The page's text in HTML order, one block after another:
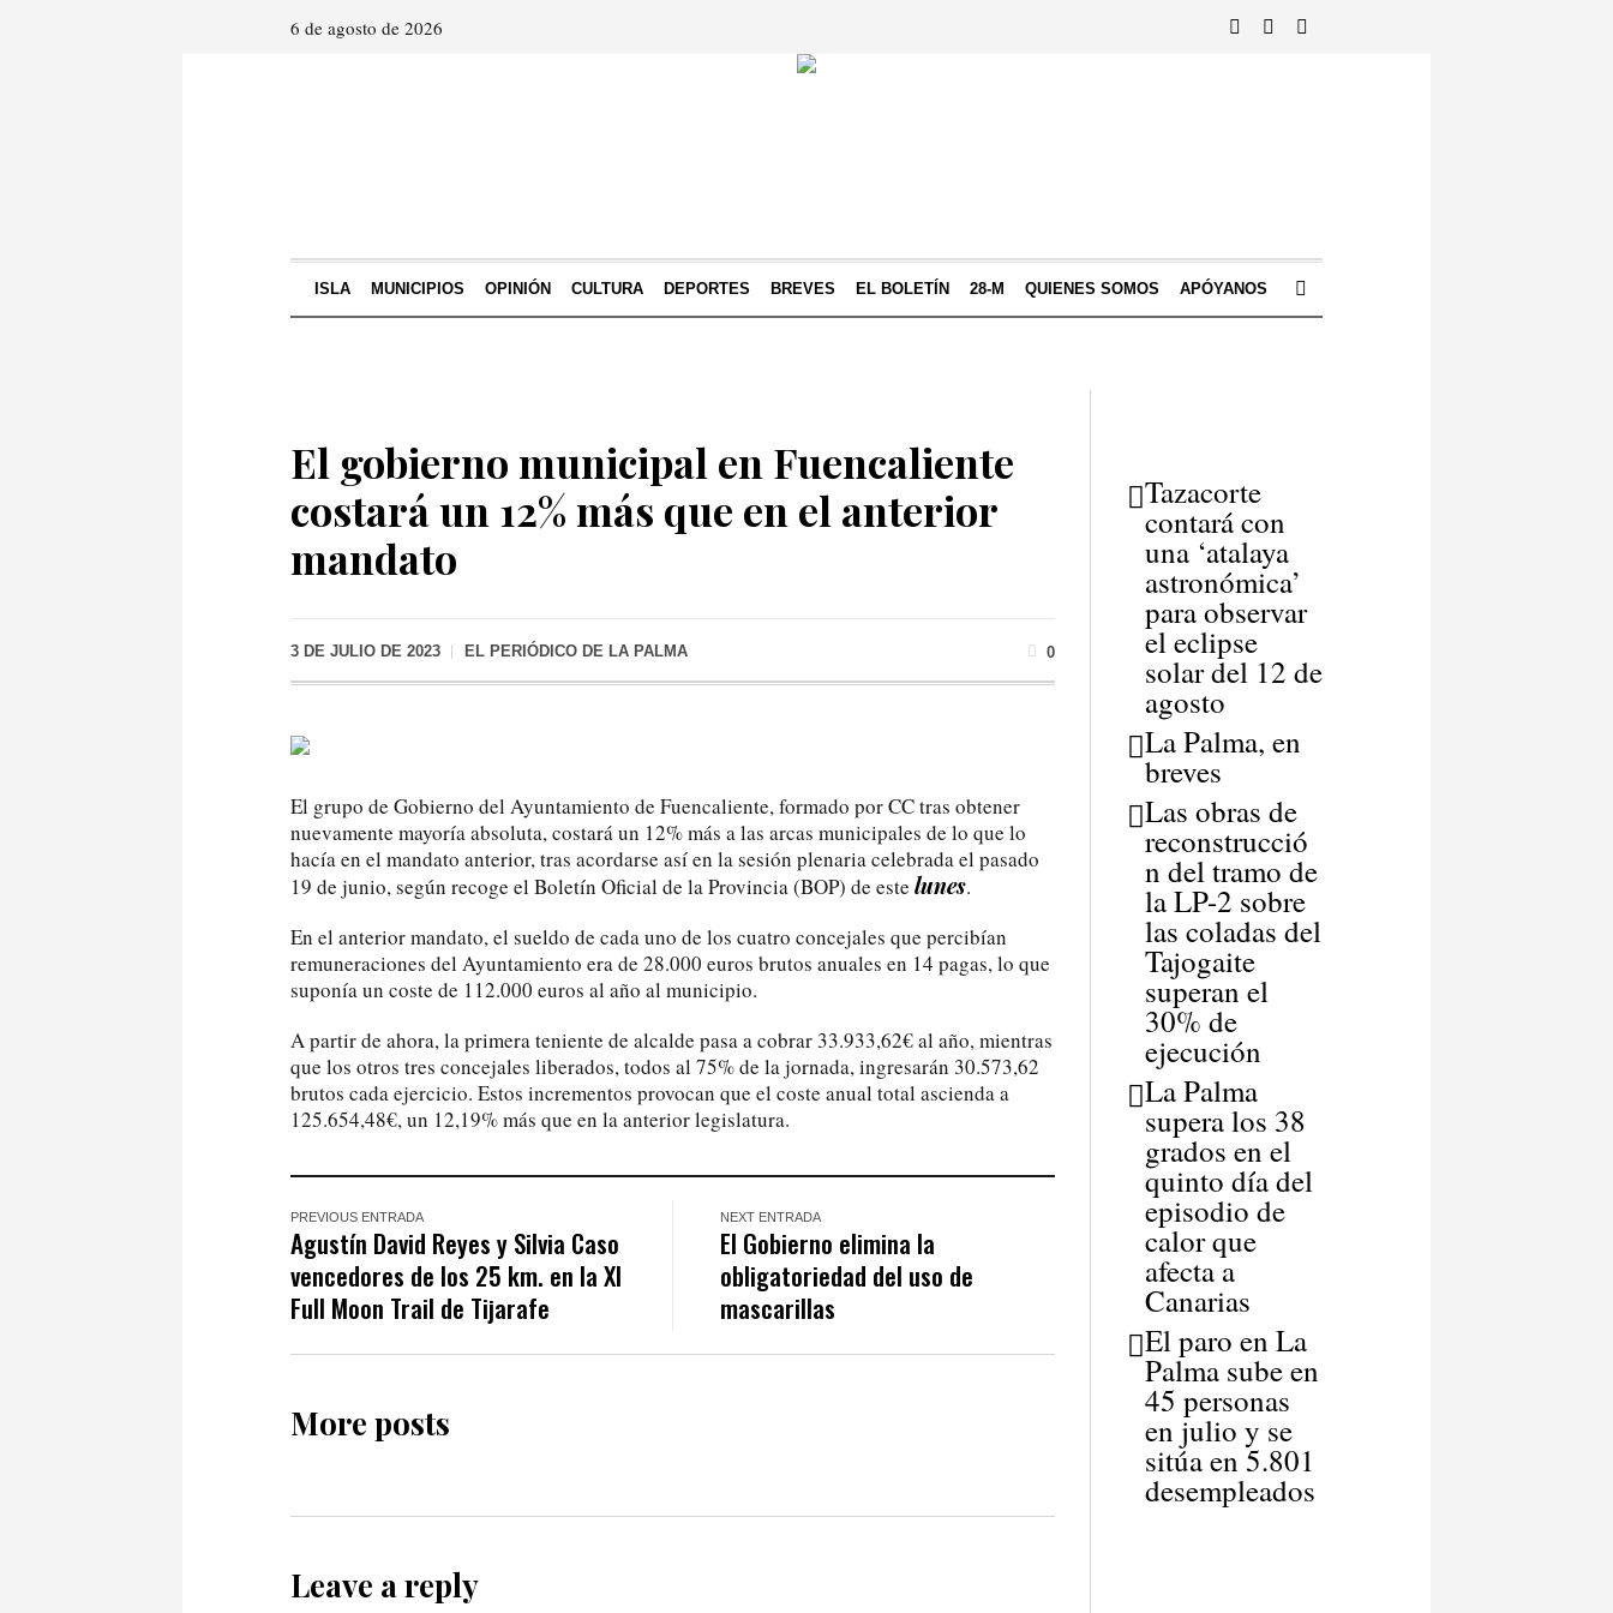
6 de agosto de 2026
ISLA MUNICIPIOS OPINIÓN CULTURA DEPORTES BREVES EL BOLETÍN 28-M QUIENES SOMOS APÓYANOS
El gobierno municipal en Fuencaliente
costará un 12% más que en el anterior
mandato
3 DE JULIO DE 2023 EL PERIÓDICO DE LA PALMA 0
El grupo de Gobierno del Ayuntamiento de Fuencaliente, formado por CC tras obtener
nuevamente mayoría absoluta, costará un 12% más a las arcas municipales de lo que lo
hacía en el mandato anterior, tras acordarse así en la sesión plenaria celebrada el pasado
19 de junio, según recoge el Boletín Oficial de la Provincia (BOP) de este lunes.
En el anterior mandato, el sueldo de cada uno de los cuatro concejales que percibían
remuneraciones del Ayuntamiento era de 28.000 euros brutos anuales en 14 pagas, lo que
suponía un coste de 112.000 euros al año al municipio.
A partir de ahora, la primera teniente de alcalde pasa a cobrar 33.933,62€ al año, mientras
que los otros tres concejales liberados, todos al 75% de la jornada, ingresarán 30.573,62
brutos cada ejercicio. Estos incrementos provocan que el coste anual total ascienda a
125.654,48‬€, un 12,19% más que en la anterior legislatura.
PREVIOUS ENTRADA
Agustín David Reyes y Silvia Caso
vencedores de los 25 km. en la XI
Full Moon Trail de Tijarafe
NEXT ENTRADA
El Gobierno elimina la
obligatoriedad del uso de
mascarillas
More posts
Leave a reply
Tazacorte
contará con
una ‘atalaya
astronómica’
para observar
el eclipse
solar del 12 de
agosto
La Palma, en
breves
Las obras de
reconstrucció
n del tramo de
la LP-2 sobre
las coladas del
Tajogaite
superan el
30% de
ejecución
La Palma
supera los 38
grados en el
quinto día del
episodio de
calor que
afecta a
Canarias
El paro en La
Palma sube en
45 personas
en julio y se
sitúa en 5.801
desempleados